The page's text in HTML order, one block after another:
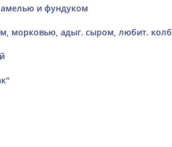
и фундуком
морковью, адыг. сыром, любит.